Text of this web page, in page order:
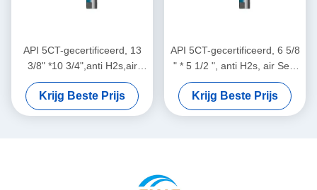
API 5CT-gecertificeerd, 13
3/8" *10 3/4",anti H2s,air
Seal Buckle Liner hanger
Geschikt voor Onshore &
Offshore Wellhead
Krijg Beste Prijs
API 5CT-gecertificeerd, 6 5/8
" * 5 1/2 ", anti H2s, air Seal
Buckle Liner hanger
Geschikt voor Onshore &
Offshore Wellhead
Krijg Beste Prijs